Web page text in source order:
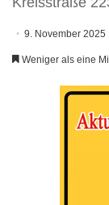
9. November 2025
Weniger als eine